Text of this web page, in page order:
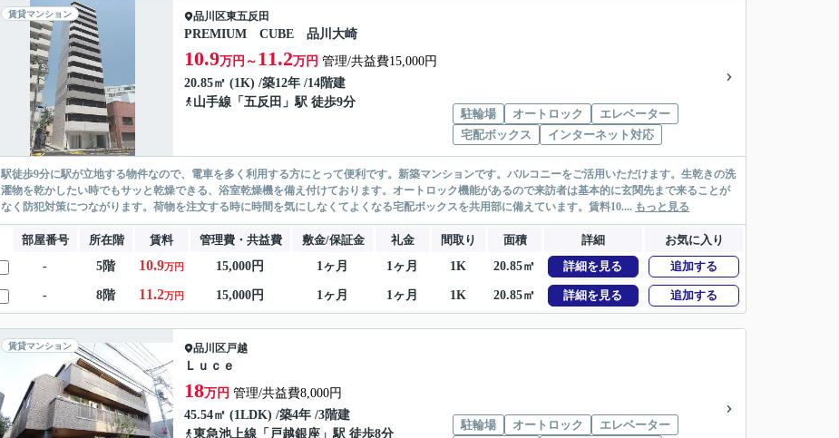
賃貸マンション 品川区東五反田
PREMIUM CUBE 品川大崎
10.9万円～ 11.2万円 管理/共益費15,000円
20.85㎡ (1K) /築12年 /14階建
山手線 「 五反田 」駅 徒歩9分
駐輪場
オートロック
エレベーター
宅配ボックス
インターネット対応
駅徒歩9分に駅が立地する物件なので、電車を多く利用する方にとって便利です。新築マンションです。バルコニーをご活用いただけます。生乾きの洗
濯物を乾かしたい時でもサッと乾燥できる、浴室乾燥機を備え付けております。オートロック機能があるので来訪者は基本的に玄関先まで来ることが
なく防犯対策につながります。荷物を注文する時に時間を気にしなくてよくなる宅配ボックスを共用部に備えています。賃料10.... もっと見る
部屋番号 所在階 賃料 管理費・共益費 敷金/保証金 礼金 間取り 面積 詳細
お気に入り
-
5階 10.9万円 15,000円 1ヶ月 1ヶ月 1K 20.85㎡ 詳細を見る 追加する
- 8階 11.2万円 15,000円 1ヶ月 1ヶ月 1K 20.85㎡ 詳細を見る 追加する
賃貸マンション 品川区戸越
Ｌｕｃｅ
18万円 管理/共益費8,000円
45.54㎡ (1LDK) /築4年 /3階建
東急池上線 「 戸越銀座 」駅 徒歩8分
駐輪場 オートロック エレベーター